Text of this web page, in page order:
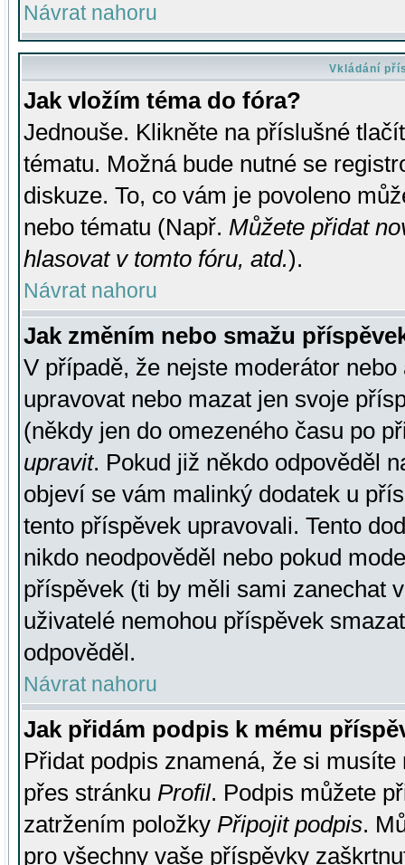
Návrat nahoru
Vkládání
Jak vložím téma do fóra?
Jednouše. Klikněte na příslušné
tématu. Možná bude nutné se
diskuze. To, co vám je povoleno
nebo tématu (Např. Můžete přidat
hlasovat v tomto fóru, atd.).
Návrat nahoru
Jak změním nebo smažu
V případě, že nejste moderátor
upravovat nebo mazat jen svoje
(někdy jen do omezeného času po
upravit. Pokud již někdo odpověděl
objeví se vám malinký dodatek u
tento příspěvek upravovali. Tento
nikdo neodpověděl nebo pokud
příspěvek (ti by měli sami zanechat
uživatelé nemohou příspěvek
odpověděl.
Návrat nahoru
Jak přidám podpis k mému
Přidat podpis znamená, že si
přes stránku Profil. Podpis můžete
zatržením položky Připojit podpis.
pro všechny vaše příspěvky